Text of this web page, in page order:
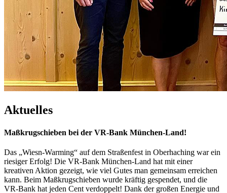
Aktuelles
Maßkrugschieben bei der VR-Bank München-Land!
Das „Wiesn-Warming“ auf dem Straßenfest in Oberhaching war ein
riesiger Erfolg! Die VR-Bank München-Land hat mit einer
kreativen Aktion gezeigt, wie viel Gutes man gemeinsam erreichen
kann. Beim Maßkrugschieben wurde kräftig gespendet, und die
VR-Bank hat jeden Cent verdoppelt! Dank der großen Energie und